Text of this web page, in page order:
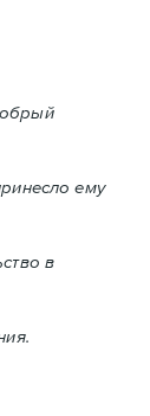
ему
в